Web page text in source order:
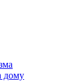
дому